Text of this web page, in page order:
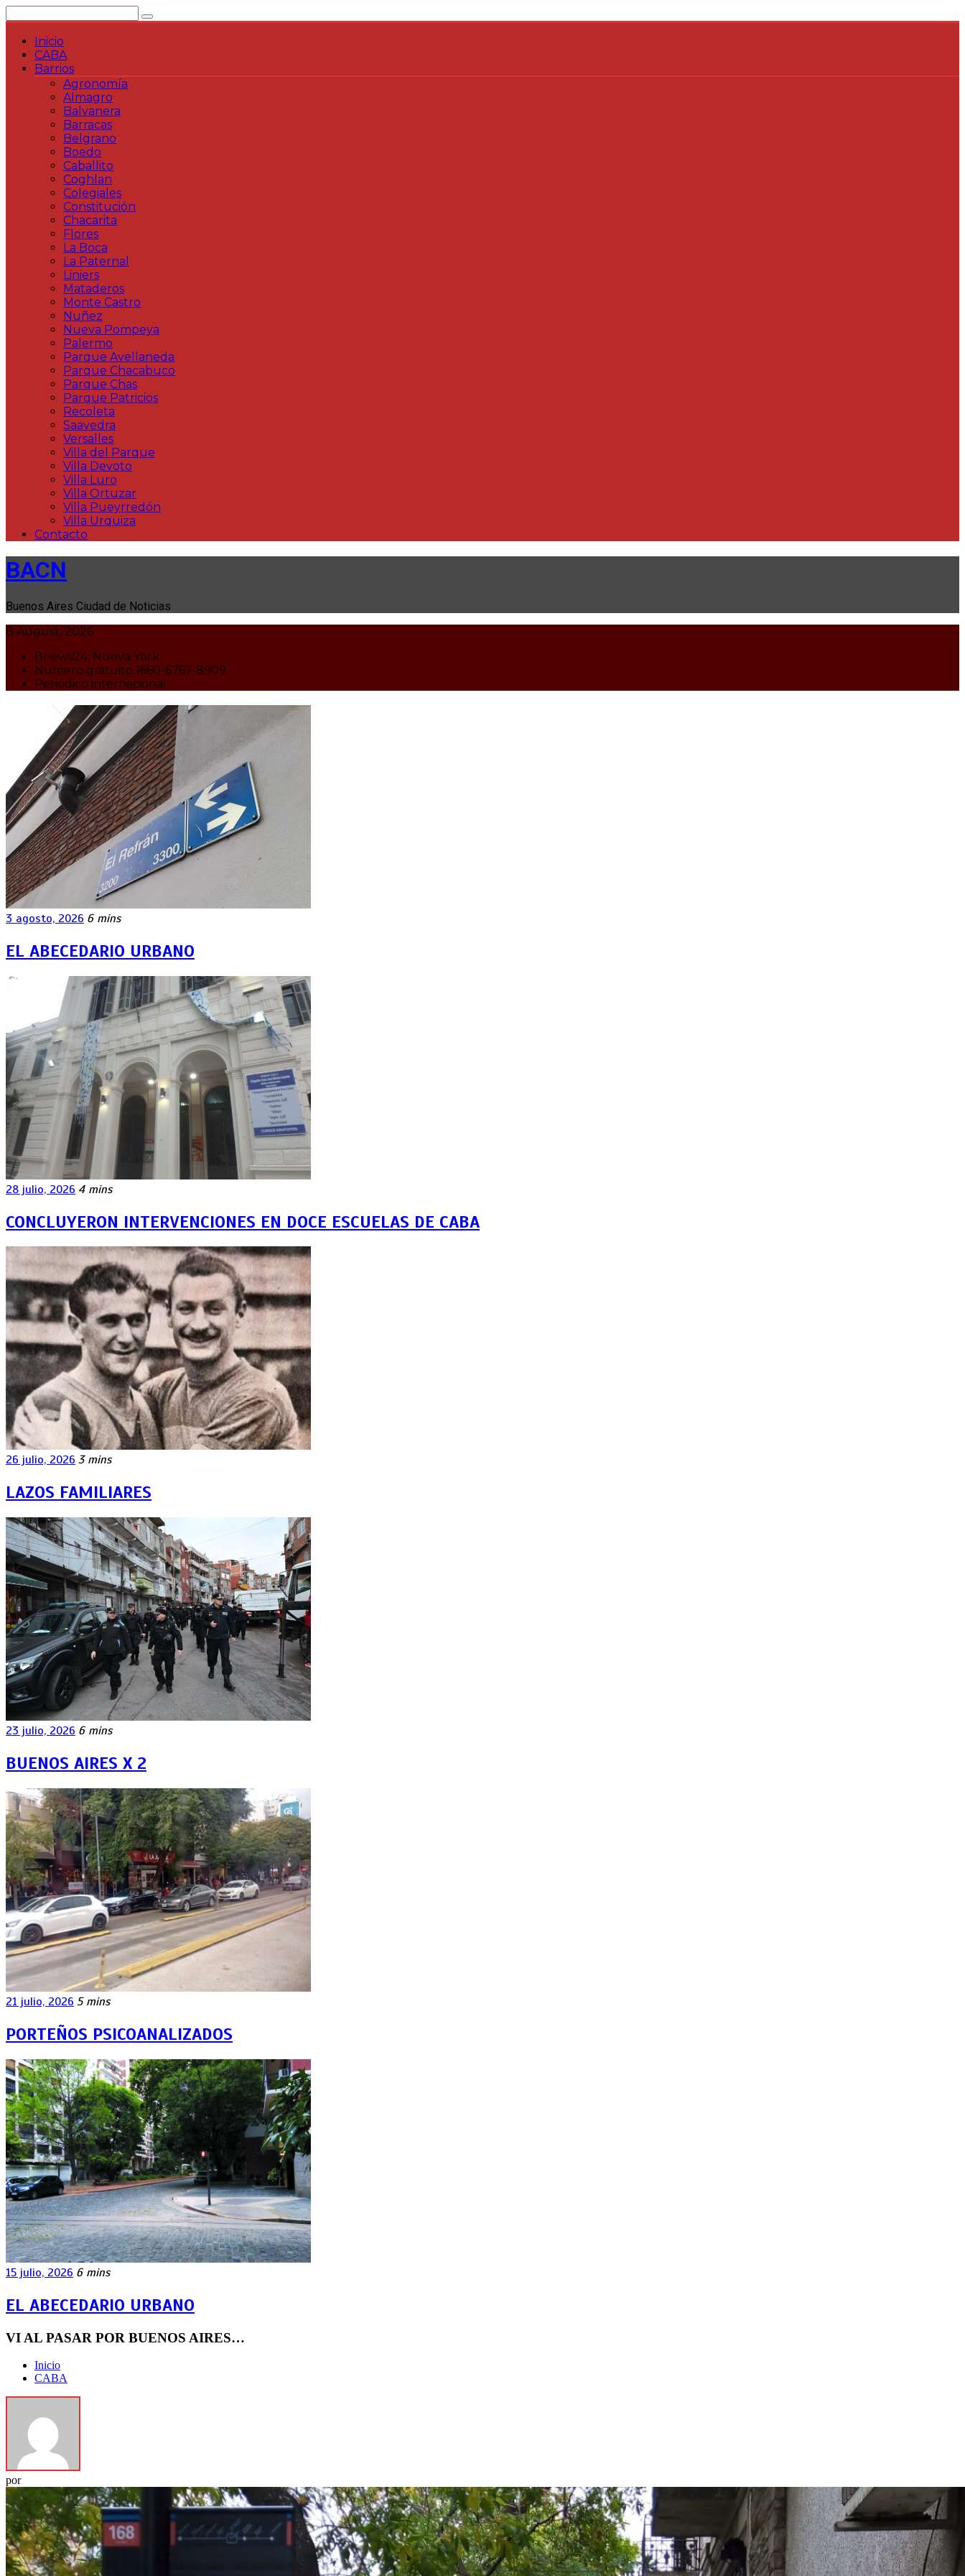
al
contenidoInicio
CABA
Barrios
Agronomía
Almagro
Balvanera
Barracas
Belgrano
Boedo
Caballito
Coghlan
Colegiales
Constitución
Chacarita
Flores
La Boca
La Paternal
Liniers
Mataderos
Monte Castro
Nuñez
Nueva Pompeya
Palermo
Parque Avellaneda
Parque Chacabuco
Parque Chas
Parque Patricios
Recoleta
Saavedra
Versalles
Villa del Parque
Villa Devoto
Villa Luro
Villa Ortuzar
Villa Pueyrredón
Villa Urquiza
Contacto
BACN
Buenos Aires Ciudad de Noticias
8 August, 2026
Bnews24, Nueva York
Número gratuito 1660-6767-8909
Periódico internacional
3 agosto, 2026 6 mins
EL ABECEDARIO URBANO
28 julio, 2026 4 mins
CONCLUYERON INTERVENCIONES EN DOCE ESCUELAS DE CABA
26 julio, 2026 3 mins
LAZOS FAMILIARES
23 julio, 2026 6 mins
BUENOS AIRES X 2
21 julio, 2026 5 mins
PORTEÑOS PSICOANALIZADOS
15 julio, 2026 6 mins
EL ABECEDARIO URBANO
VI AL PASAR POR BUENOS AIRES…
Inicio
CABA
por